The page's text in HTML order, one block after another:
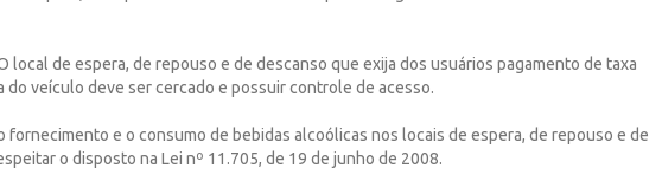
local de espera, de repouso e de descanso que exija dos usuários pagamento de taxa
do veículo deve ser cercado e possuir controle de acesso.
fornecimento e o consumo de bebidas alcoólicas nos locais de espera, de repouso e de
o disposto na Lei nº 11.705, de 19 de junho de 2008.